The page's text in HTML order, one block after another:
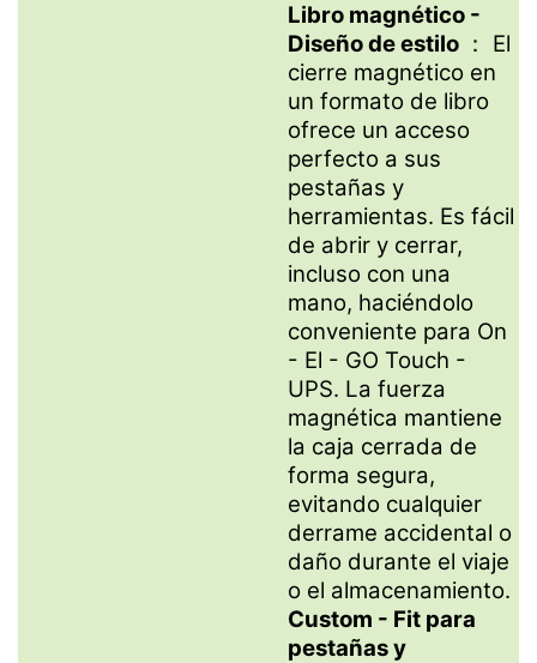
Libro magnético -
Diseño de estilo ： El
cierre magnético en
un formato de libro
ofrece un acceso
perfecto a sus
pestañas y
herramientas. Es fácil
de abrir y cerrar,
incluso con una
mano, haciéndolo
conveniente para On
- El - GO Touch -
UPS. La fuerza
magnética mantiene
la caja cerrada de
forma segura,
evitando cualquier
derrame accidental o
daño durante el viaje
o el almacenamiento.
Custom - Fit para
pestañas y